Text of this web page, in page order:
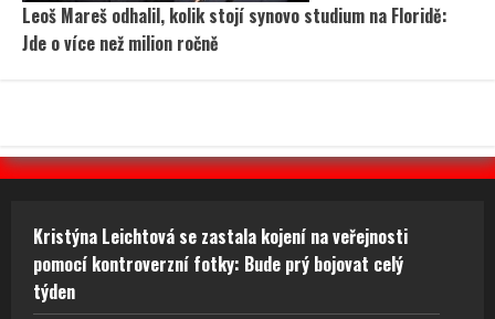
Leoš Mareš odhalil, kolik stojí synovo studium na Floridě:
Jde o více než milion ročně
Kristýna Leichtová se zastala kojení na veřejnosti
pomocí kontroverzní fotky: Bude prý bojovat celý
týden